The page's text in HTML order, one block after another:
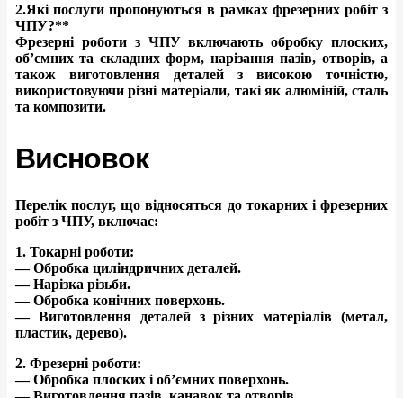
2.Які послуги пропонуються в рамках фрезерних робіт з
ЧПУ?**
Фрезерні роботи з ЧПУ включають обробку плоских,
об’ємних та складних форм, нарізання пазів, отворів, а
також виготовлення деталей з високою точністю,
використовуючи різні матеріали, такі як алюміній, сталь
та композити.
Висновок
Перелік послуг, що відносяться до токарних і фрезерних
робіт з ЧПУ, включає:
1. Токарні роботи:
— Обробка циліндричних деталей.
— Нарізка різьби.
— Обробка конічних поверхонь.
— Виготовлення деталей з різних матеріалів (метал,
пластик, дерево).
2. Фрезерні роботи:
— Обробка плоских і об’ємних поверхонь.